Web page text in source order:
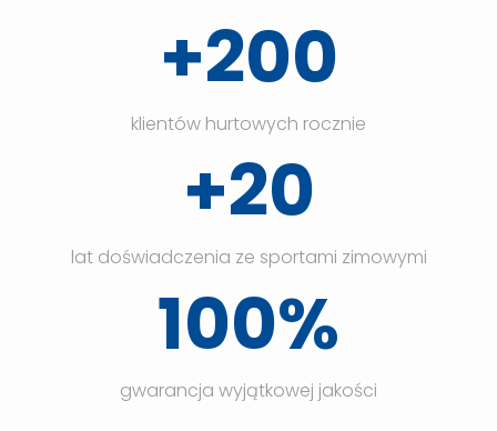
+200
klientów hurtowych rocznie
+20
lat doświadczenia ze sportami zimowymi
100%
gwarancja wyjątkowej jakości